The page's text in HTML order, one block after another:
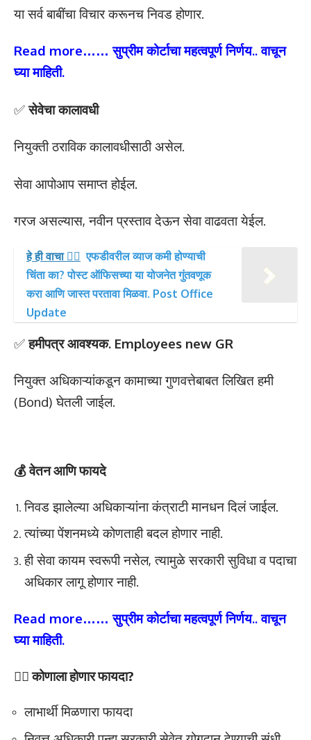
या सर्व बाबींचा विचार करूनच निवड होणार.
Read more……सुप्रीम कोर्टाचा महत्वपूर्ण निर्णय.. वाचून
घ्या माहिती.
✅सेवेचा कालावधी
नियुक्ती ठराविक कालावधीसाठी असेल.
सेवा आपोआप समाप्त होईल.
गरज असल्यास, नवीन प्रस्ताव देऊन सेवा वाढवता येईल.
हे ही वाचा 👉🏻 एफडीवरील व्याज कमी होण्याची
चिंता का? पोस्ट ऑफिसच्या या योजनेत गुंतवणूक
करा आणि जास्त परतावा मिळवा. Post Office
Update
✅हमीपत्र आवश्यक. Employees new GR
नियुक्त अधिकाऱ्यांकडून कामाच्या गुणवत्तेबाबत लिखित हमी
(Bond) घेतली जाईल.
💰वेतन आणि फायदे
निवड झालेल्या अधिकाऱ्यांना कंत्राटी मानधन दिलं जाईल.
त्यांच्या पेंशनमध्ये कोणताही बदल होणार नाही.
ही सेवा कायम स्वरूपी नसेल, त्यामुळे सरकारी सुविधा व पदाचा
अधिकार लागू होणार नाही.
Read more……सुप्रीम कोर्टाचा महत्वपूर्ण निर्णय.. वाचून
घ्या माहिती.
🙋‍♂️ कोणाला होणार फायदा?
लाभार्थी मिळणारा फायदा